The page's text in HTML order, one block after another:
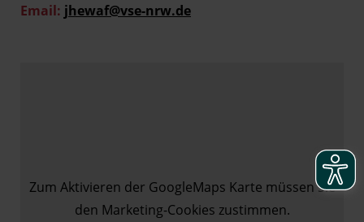
Email: jhewaf@vse-nrw.de
Zum Aktivieren der GoogleMaps Karte müssen Sie
den Marketing-Cookies zustimmen.